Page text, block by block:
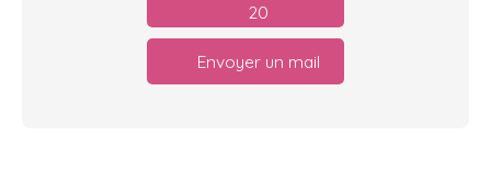
20
Envoyer un mail